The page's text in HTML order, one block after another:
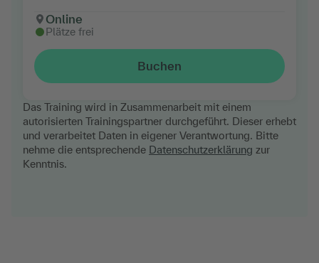
Online
Plätze frei
Buchen
Das Training wird in Zusammenarbeit mit einem
autorisierten Trainingspartner durchgeführt. Dieser erhebt
und verarbeitet Daten in eigener Verantwortung. Bitte
nehme die entsprechende Datenschutzerklärung zur
Kenntnis.